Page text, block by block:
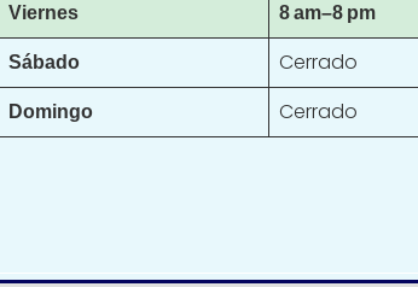
Viernes 8 am–8 pm
Sábado Cerrado
Domingo Cerrado